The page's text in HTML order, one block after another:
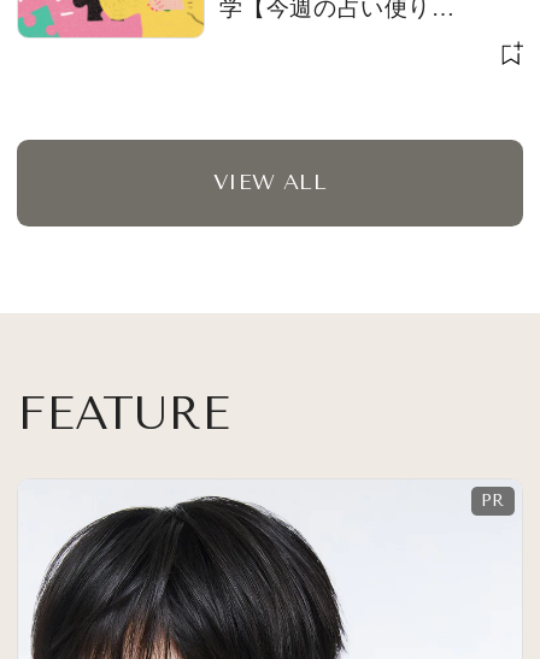
学【今週の占い便り
VIEW ALL
FEATURE